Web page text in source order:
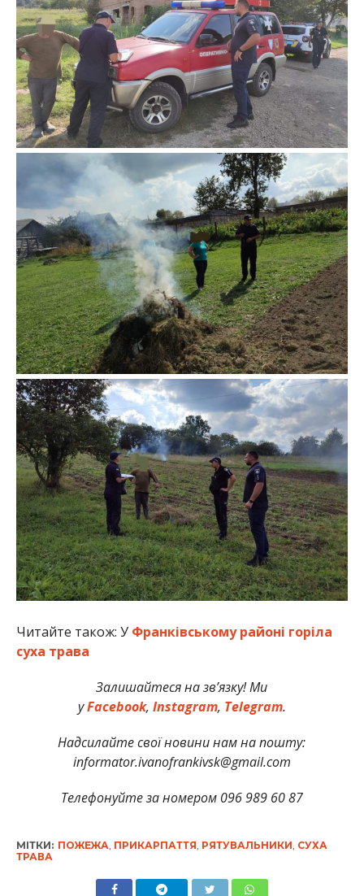
Читайте також: УФранківському районі горіла
суха трава
Залишайтеся на зв’язку! Ми
уFacebook, Instagram, Telegram.
Надсилайте свої новини нам на пошту:
informator.ivanofrankivsk@gmail.com
Телефонуйте за номером 096 989 60 87
МІТКИ: ПОЖЕЖА ПРИКАРПАТТЯ РЯТУВАЛЬНИКИ СУХА
ТРАВА